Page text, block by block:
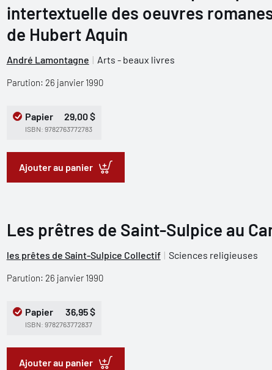
intertextuelle des oeuvres
de Hubert Aquin
André Lamontagne Arts - beaux livres
Parution: 26 janvier 1990
Papier 29,00 $
ISBN: 9782763772783
Ajouter au panier
Les prêtres de Saint-Sulpice au
les prêtes de Saint-Sulpice Collectif Sciences religieuses
Parution: 26 janvier 1990
Papier 36,95 $
ISBN: 9782763772837
Ajouter au panier